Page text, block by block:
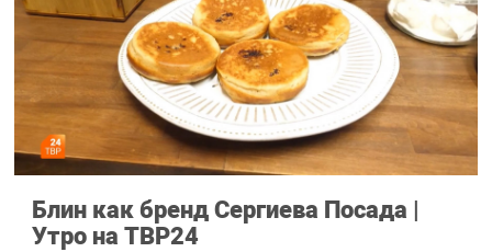
Блин как бренд Сергиева Посада |
Утро на ТВР24